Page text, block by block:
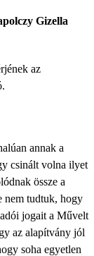
Gizella
az
annak a
csinált volna ilyet
össze a
nem tudtuk, hogy
jogait a Művelt
az alapítvány jól
soha egyetlen